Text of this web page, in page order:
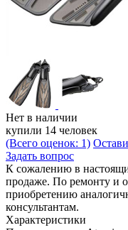
Нет в наличии
купили 14 человек
(Всего оценок: 1)
Задать вопрос
К сожалению в
продаже. По ремонту и
приобретению
консультантам.
Характеристики